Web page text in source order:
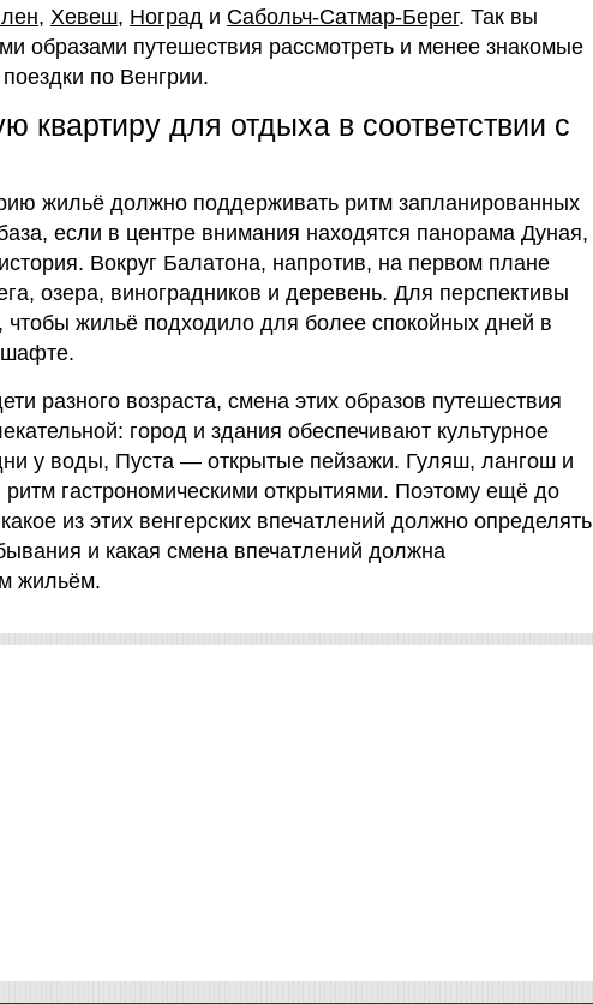
, Хевеш, Ноград и Сабольч-Сатмар-Берег. Так вы
образами путешествия рассмотреть и менее знакомые
по Венгрии.
квартиру для отдыха в соответствии с
жильё должно поддерживать ритм запланированных
если в центре внимания находятся панорама Дуная,
Вокруг Балатона, напротив, на первом плане
озера, виноградников и деревень. Для перспективы
чтобы жильё подходило для более спокойных дней в
разного возраста, смена этих образов путешествия
город и здания обеспечивают культурное
у воды, Пуста — открытые пейзажи. Гуляш, лангош и
гастрономическими открытиями. Поэтому ещё до
из этих венгерских впечатлений должно определять
и какая смена впечатлений должна
жильём.